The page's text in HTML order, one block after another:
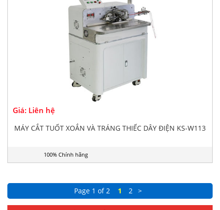
Giá: Liên hệ
MÁY CẮT TUỐT XOẮN VÀ TRÁNG THIẾC DÂY ĐIỆN KS-W113
100% Chính hãng
Page 1 of 2 1 2 >